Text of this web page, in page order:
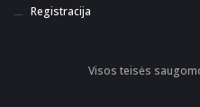
Registracija
Visos teisės